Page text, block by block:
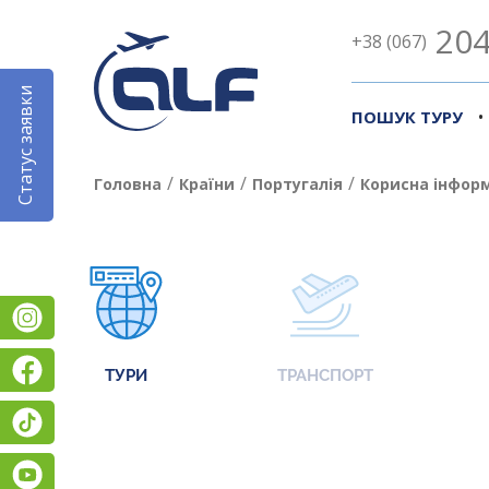
+38 (067)
ПОШУК ТУРУ •
Статус заявки
Instagram
Facebook
Головна / Країни / Португалія / Корисна
ТУРИ ТРАНСПОРТ